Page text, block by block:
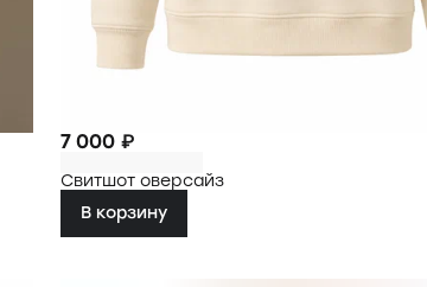
7 000 ₽
Свитшот оверсайз
В корзину